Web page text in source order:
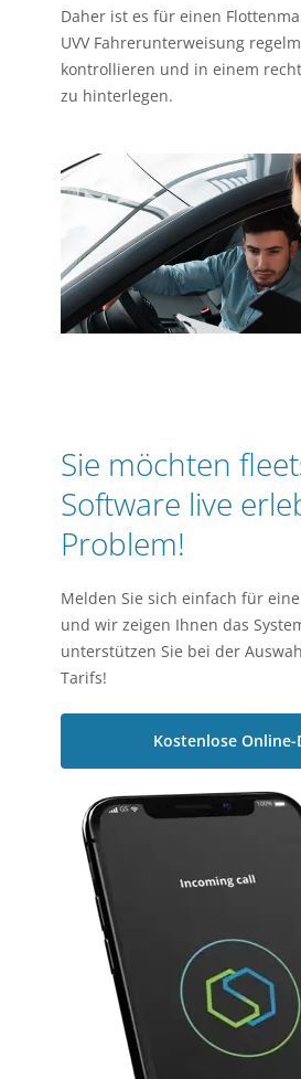
Daher ist es für einen
UVV Fahrerunterweisung
kontrollieren und in einem
zu hinterlegen.
Sie möchten
Software live
Problem!
Melden Sie sich einfach für
und wir zeigen Ihnen das
unterstützen Sie bei der
Tarifs!
Kostenlose Online-